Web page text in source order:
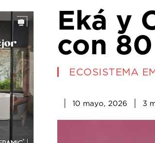
Eká y
con
ECOSISTEMA
10 mayo, 2026 3